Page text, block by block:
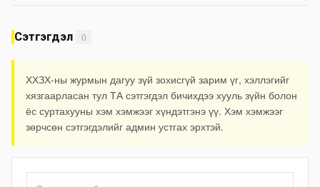
Сэтгэгдэл 0
ХХЗХ-ны журмын дагуу зүй зохисгүй зарим үг, хэллэгийг
хязгаарласан тул ТА сэтгэгдэл бичихдээ хууль зүйн болон
ёс суртахууны хэм хэмжээг хүндэтгэнэ үү. Хэм хэмжээг
зөрчсөн сэтгэгдэлийг админ устгах эрхтэй.